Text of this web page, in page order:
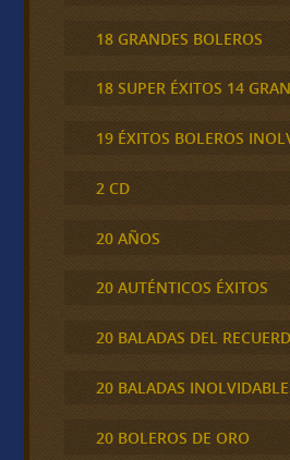
18 GRANDES BOLEROS
18 SUPER ÉXITOS 14
19 ÉXITOS BOLEROS
2 CD
20 AÑOS
20 AUTÉNTICOS ÉXITOS
20 BALADAS DEL
20 BALADAS
20 BOLEROS DE ORO